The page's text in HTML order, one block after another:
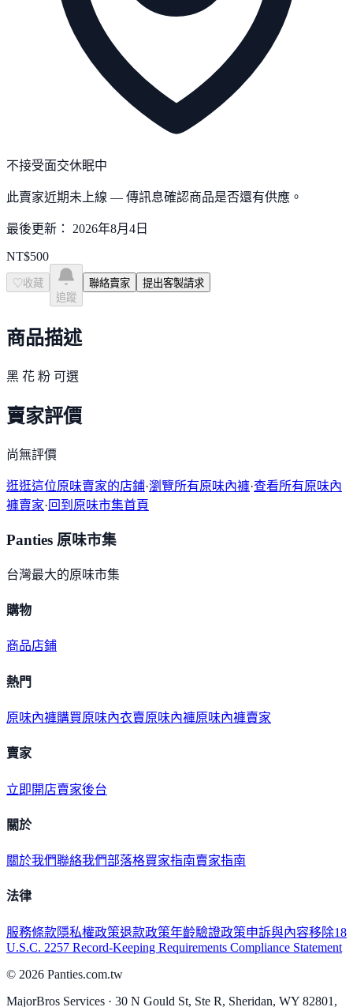
不接受面交休眠中
此賣家近期未上線 — 傳訊息確認商品是否還有供應。
最後更新： 2026年8月4日
NT$500
♡ 收藏
追蹤
聯絡賣家 提出客製請求
商品描述
黑 花 粉 可選
賣家評價
尚無評價
逛逛這位原味賣家的店鋪·瀏覽所有原味內褲·查看所有原味內
褲賣家·回到原味市集首頁
Panties 原味市集
台灣最大的原味市集
購物
商品店鋪
熱門
原味內褲購買原味內衣賣原味內褲原味內褲賣家
賣家
立即開店賣家後台
關於
關於我們聯絡我們部落格買家指南賣家指南
法律
服務條款隱私權政策退款政策年齡驗證政策申訴與內容移除18
U.S.C. 2257 Record-Keeping Requirements Compliance Statement
© 2026 Panties.com.tw
MajorBros Services · 30 N Gould St, Ste R, Sheridan, WY 82801,